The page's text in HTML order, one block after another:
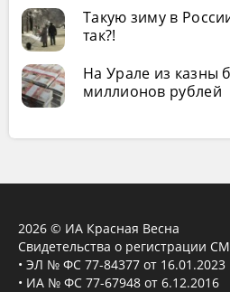
Такую зиму в
так?!
На Урале из казны
миллионов рублей
2026 © ИА Красная Весна
Свидетельства о регистрации
• ЭЛ № ФС 77-84377 от 16.01.2023
• ИА № ФС 77-67948 от 6.12.2016